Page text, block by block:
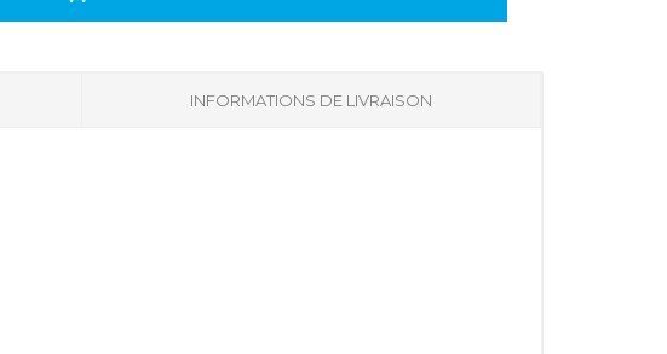
INFORMATIONS DE LIVRAISON